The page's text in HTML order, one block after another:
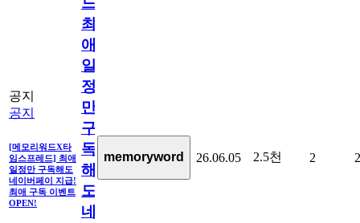
공지
공지
[메모리워드X타
임스프레드] 최애
일정만 구독해도
네이버페이 지급!
최애 구독 이벤트
OPEN!
최
애
일
정
만
구
독
해
도
네
memoryword 26.06.05 2.5천 2 2